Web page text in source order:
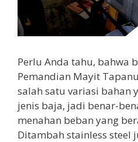
Perlu Anda tahu, bahwa
Pemandian Mayit
salah satu variasi bahan
jenis baja, jadi benar-
menahan beban yang
Ditambah stainless steel